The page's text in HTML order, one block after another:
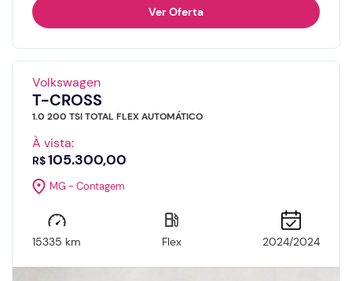
Ver Oferta
Volkswagen
T-CROSS
1.0 200 TSI TOTAL FLEX AUTOMÁTICO
À vista:
R$105.300,00
MG - Contagem
15335 km Flex 2024/2024